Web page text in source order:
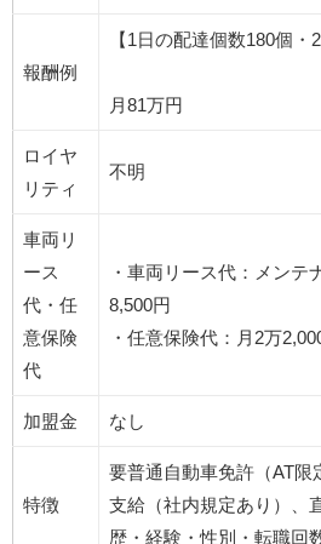
報酬例
【1日の配達個数180個・
月81万円
ロイヤ
リティ
不明
車両リ
ース
代・任
意保険
代
・車両リース代：メンテ
8,500円
・任意保険代：月2万
加盟金 なし
特徴
要普通自動車免許（AT限
支給（社内規定あり）、
歴・経験・性別・転職回